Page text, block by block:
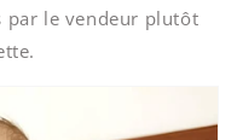
par le vendeur plutôt